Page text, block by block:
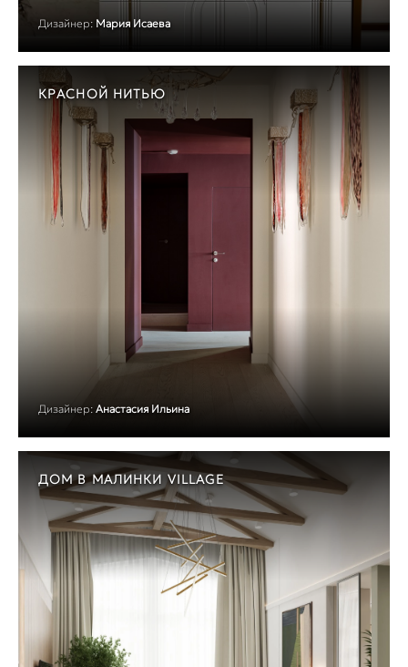
Дизайнер: Мария Исаева
КРАСНОЙ НИТЬЮ
Дизайнер: Анастасия Ильина
ДОМ В МАЛИНКИ VILLAGE